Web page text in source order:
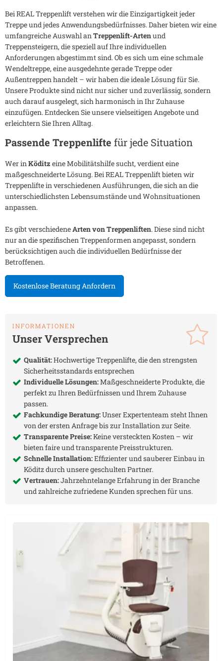
Bei REAL Treppenlift verstehen wir die Einzigartigkeit jeder
Treppe und jedes Anwendungsbedürfnisses. Daher bieten wir eine
umfangreiche Auswahl anTreppenlift-Artenund
Treppensteigern, die speziell auf Ihre individuellen
Anforderungen abgestimmt sind. Ob es sich um eine schmale
Wendeltreppe, eine ausgedehnte gerade Treppe oder
Außentreppen handelt – wir haben die ideale Lösung für Sie.
Unsere Produkte sind nicht nur sicher und zuverlässig, sondern
auch darauf ausgelegt, sich harmonisch in Ihr Zuhause
einzufügen. Entdecken Sie unsere vielseitigen Angebote und
erleichtern Sie Ihren Alltag.
Passende Treppenlifte für jede Situation
Wer inKöditz eine Mobilitätshilfe sucht, verdient eine
maßgeschneiderte Lösung. Bei REAL Treppenlift bieten wir
Treppenlifte in verschiedenen Ausführungen, die sich an die
unterschiedlichsten Lebensumstände und Wohnsituationen
anpassen.
Es gibt verschiedeneArten von Treppenliften. Diese sind nicht
nur an die spezifischen Treppenformen angepasst, sondern
berücksichtigen auch die individuellen Bedürfnisse der
Betroffenen.
Kostenlose Beratung Anfordern
INFORMATIONEN
Unser Versprechen
Qualität:Hochwertige Treppenlifte, die den strengsten
Sicherheitsstandards entsprechen
Individuelle Lösungen:Maßgeschneiderte Produkte, die
perfekt zu Ihren Bedürfnissen und Ihrem Zuhause
passen.
Fachkundige Beratung:Unser Expertenteam steht Ihnen
von der ersten Anfrage bis zur Installation zur Seite.
Transparente Preise:Keine versteckten Kosten – wir
bieten faire und transparente Preisstrukturen.
Schnelle Installation:Effizienter und sauberer Einbau in
Köditzdurch unsere geschulten Partner.
Vertrauen:Jahrzehntelange Erfahrung in der Branche
und zahlreiche zufriedene Kunden sprechen für uns.